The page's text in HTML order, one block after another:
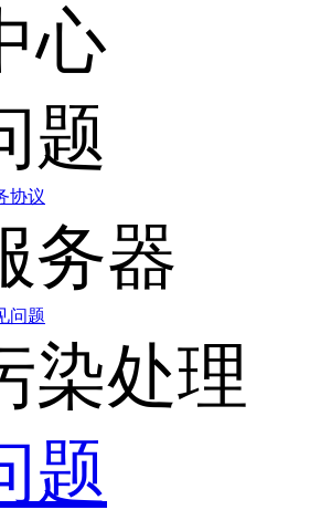
心
题
协议
务器
问题
染处理
题